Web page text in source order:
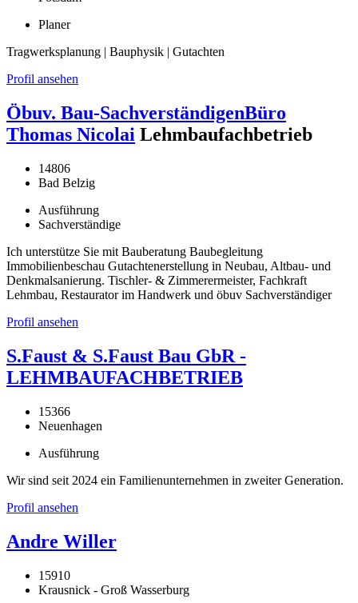
Planer
Tragwerksplanung | Bauphysik | Gutachten
Profil ansehen
Öbuv. Bau-SachverständigenBüro
Thomas Nicolai Lehmbaufachbetrieb
14806
Bad Belzig
Ausführung
Sachverständige
Ich unterstütze Sie mit Bauberatung Baubegleitung
Immobilienbeschau Gutachtenerstellung in Neubau, Altbau- und
Denkmalsanierung. Tischler- & Zimmerermeister, Fachkraft
Lehmbau, Restaurator im Handwerk und öbuv Sachverständiger
Profil ansehen
S.Faust & S.Faust Bau GbR -
LEHMBAUFACHBETRIEB
15366
Neuenhagen
Ausführung
Wir sind seit 2024 ein Familienunternehmen in zweiter Generation.
Profil ansehen
Andre Willer
15910
Krausnick - Groß Wasserburg